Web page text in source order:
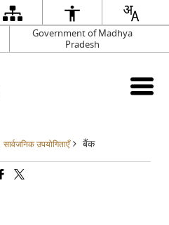
Government of Madhya
Pradesh
सार्वजनिक उपयोगिताएँ बैंक